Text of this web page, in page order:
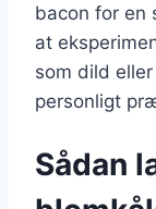
bacon for en
at
som dild
personligt
Sådan